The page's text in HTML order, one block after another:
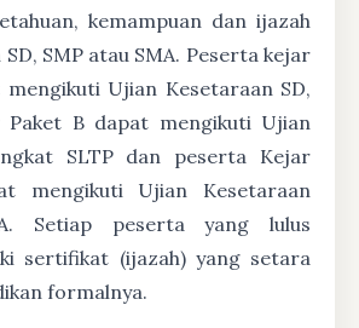
kemampuan dan ijazah
SMP atau SMA. Peserta kejar
Ujian Kesetaraan SD,
Paket B dapat mengikuti Ujian
SLTP dan peserta Kejar
mengikuti Ujian Kesetaraan
Setiap peserta yang lulus
sertifikat (ijazah) yang setara
formalnya.